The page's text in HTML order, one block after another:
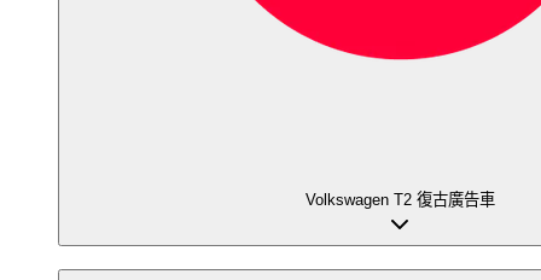
Volkswagen T2 復古廣告車